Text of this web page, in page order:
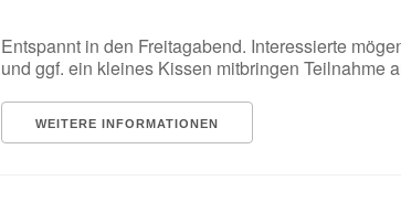
Entspannt in den Freitagabend. Interessierte
und ggf. ein kleines Kissen mitbringen Teilnahme
WEITERE INFORMATIONEN